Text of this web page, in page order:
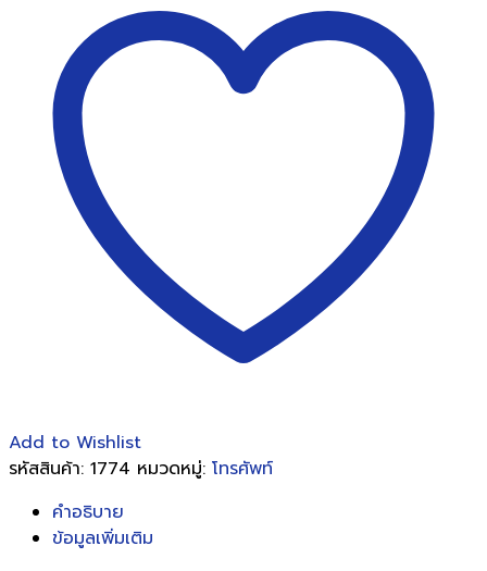
Add to Wishlist
รหัสสินค้า: 1774 หมวดหมู่: โทรศัพท์
คำอธิบาย
ข้อมูลเพิ่มเติม